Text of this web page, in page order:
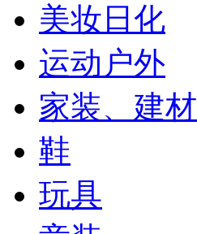
美妆日化
运动户外
家装、建材
鞋
玩具